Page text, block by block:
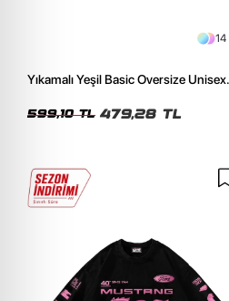
14
Yıkamalı Yeşil Basic Oversize Unisex
599,10 TL 479,28 TL